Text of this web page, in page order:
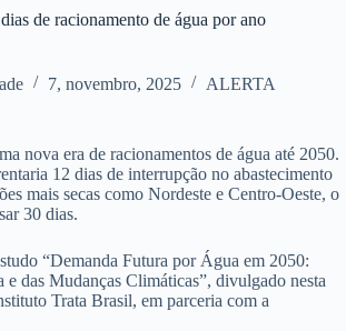
de racionamento de água por ano
7, novembro, 2025 ALERTA
nova era de racionamentos de água até 2050.
12 dias de interrupção no abastecimento
mais secas como Nordeste e Centro-Oeste, o
30 dias.
“Demanda Futura por Água em 2050:
das Mudanças Climáticas”, divulgado nesta
Trata Brasil, em parceria com a